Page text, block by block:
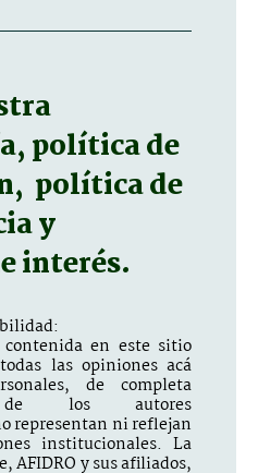
política de
política de
y
interés.
en este sitio
las opiniones acá
de completa
de los autores
representan ni reflejan
institucionales. La
AFIDRO y sus afiliados,